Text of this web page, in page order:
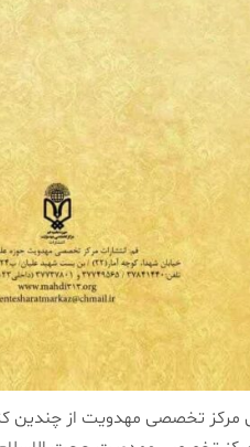
مرکز تخصصی مهدویت از